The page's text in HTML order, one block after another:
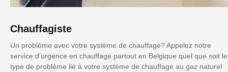
Chauffagiste
Un problème avec votre système de chauffage? Appelez notre
service d’urgence en chauffage partout en Belgique quel que soit le
type de problème lié à votre système de chauffage au gaz naturel